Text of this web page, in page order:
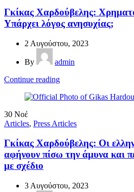
Γκίκας Χαρδούβελης:
Υπάρχει λόγος ανησυχίας;
2 Αυγούστου, 2023
By
admin
Continue reading
30 Νοέ
Articles, Press Articles
Γκίκας Χαρδούβελης: Οι
αφήνουν πίσω την άμυνα και
με σχέδιο
3 Αυγούστου, 2023